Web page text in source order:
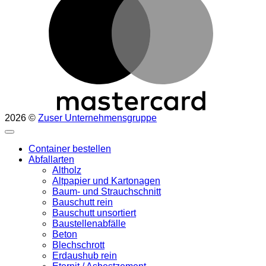
2026 © Zuser Unternehmensgruppe
Container bestellen
Abfallarten
Altholz
Altpapier und Kartonagen
Baum- und Strauchschnitt
Bauschutt rein
Bauschutt unsortiert
Baustellenabfälle
Beton
Blechschrott
Erdaushub rein